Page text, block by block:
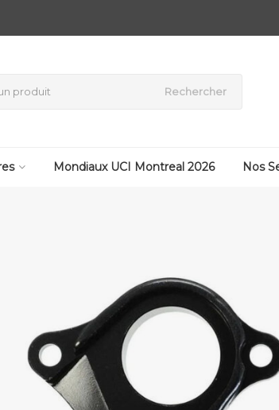
Rechercher
Mondiaux UCI Montreal 2026 Nos